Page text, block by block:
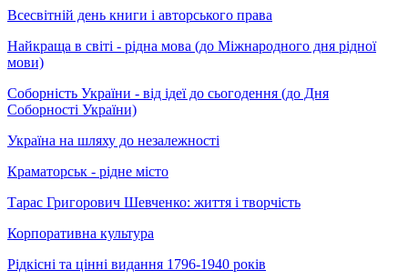
Всесвітній день книги і авторського права
Найкраща в світі - рідна мова (до Міжнародного дня рідної
мови)
Соборність України - від ідеї до сьогодення (до Дня
Соборності України)
Україна на шляху до незалежності
Краматорськ - рідне місто
Тарас Григорович Шевченко: життя і творчість
Корпоративна культура
Рідкісні та цінні видання 1796-1940 років